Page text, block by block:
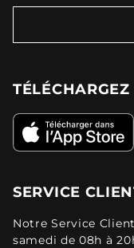
SERVICE
Notre Service
samedi de 08h à